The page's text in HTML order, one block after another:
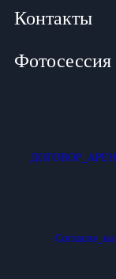
Контакты
Фотосессия